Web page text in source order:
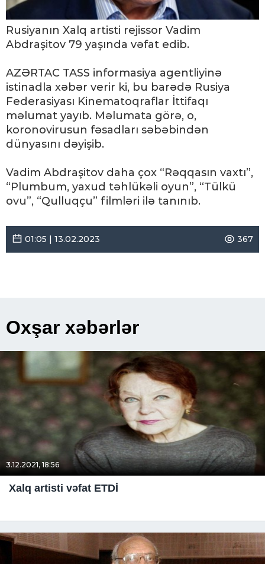
Rusiyanın Xalq artisti rejissor Vadim
Abdraşitov 79 yaşında vəfat edib.
AZƏRTAC TASS informasiya agentliyinə
istinadla xəbər verir ki, bu barədə Rusiya
Federasiyası Kinematoqraflar İttifaqı
məlumat yayıb. Məlumata görə, o,
koronovirusun fəsadları səbəbindən
dünyasını dəyişib.
Vadim Abdraşitov daha çox “Rəqqasın vaxtı”,
“Plumbum, yaxud təhlükəli oyun”, “Tülkü
ovu”, “Qulluqçu” filmləri ilə tanınıb.
01:05 | 13.02.2023 367
Oxşar xəbərlər
3.12.2021, 18:56
Xalq artisti vəfat ETDİ